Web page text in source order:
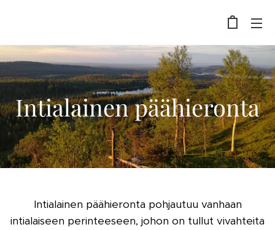
Intialainen päähieronta
Intialainen päähieronta pohjautuu vanhaan
intialaiseen perinteeseen, johon on tullut vivahteita